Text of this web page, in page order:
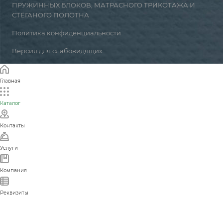
ПРУЖИННЫХ БЛОКОВ, МАТРАСНОГО ТРИКОТАЖА И
СТЁГАНОГО ПОЛОТНА
Политика конфиденциальности
Версия для слабовидящих
Главная
Каталог
Контакты
Услуги
Компания
Реквизиты